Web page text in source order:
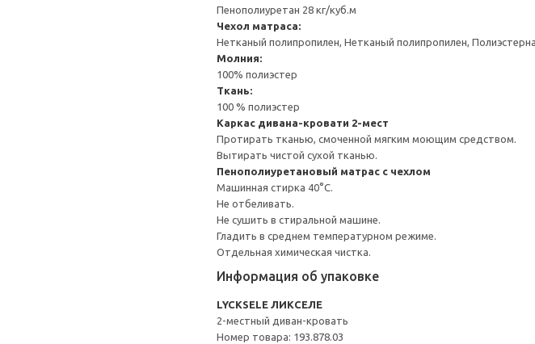
Пенополиуретан 28 кг/куб.м
Чехол матраса:
Нетканый полипропилен, Нетканый полипропилен,
Молния:
100% полиэстер
Ткань:
100 % полиэстер
Каркас дивана-кровати 2-мест
Протирать тканью, смоченной мягким моющим средством.
Вытирать чистой сухой тканью.
Пенополиуретановый матрас с чехлом
Машинная стирка 40°С.
Не отбеливать.
Не сушить в стиральной машине.
Гладить в среднем температурном режиме.
Отдельная химическая чистка.
Информация об упаковке
LYCKSELE ЛИКСЕЛЕ
2-местный диван-кровать
Номер товара: 193.878.03